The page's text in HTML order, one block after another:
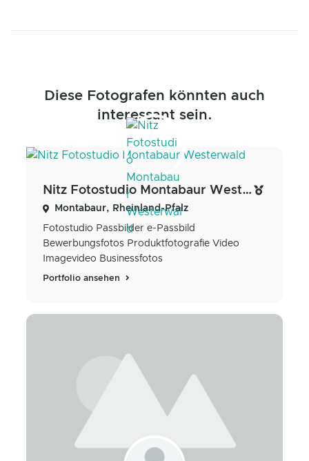
Diese Fotografen könnten auch
interessant sein.
Nitz Fotostudio Montabaur Westerwald
Montabaur, Rheinland-Pfalz
Fotostudio Passbilder e-Passbild
Bewerbungsfotos Produktfotografie Video
Imagevideo Businessfotos
Portfolio ansehen